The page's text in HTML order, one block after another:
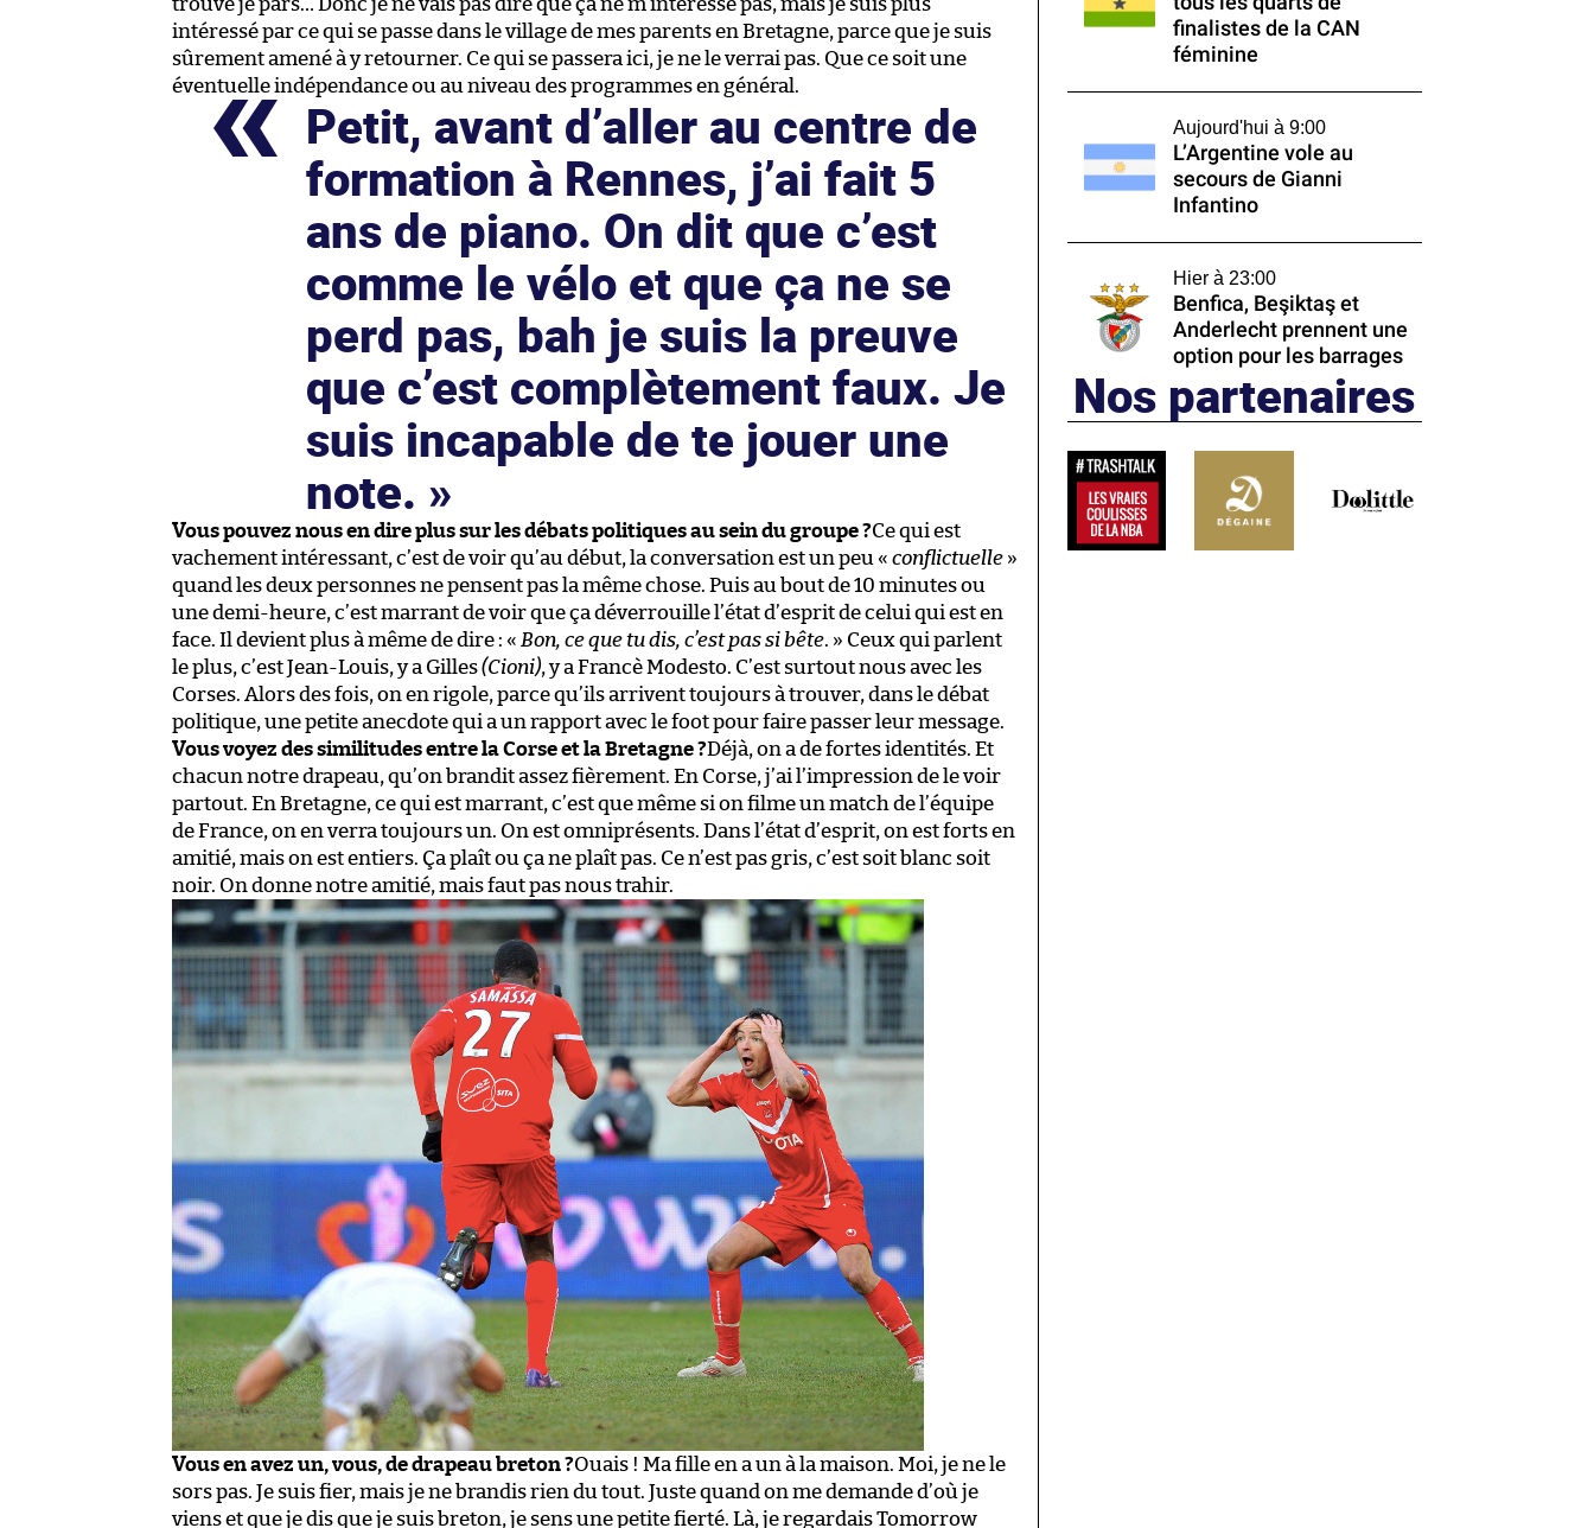
trouve je pars… Donc je ne vais pas dire que ça ne m’intéresse pas, mais je suis plus
intéressé par ce qui se passe dans le village de mes parents en Bretagne, parce que je suis
sûrement amené à y retourner. Ce qui se passera ici, je ne le verrai pas. Que ce soit une
éventuelle indépendance ou au niveau des programmes en général.
Petit, avant d’aller au centre de
formation à Rennes, j’ai fait 5
ans de piano. On dit que c’est
comme le vélo et que ça ne se
perd pas, bah je suis la preuve
que c’est complètement faux. Je
suis incapable de te jouer une
note.
Vous pouvez nous en dire plus sur les débats politiques au sein du groupe ?Ce qui est
vachement intéressant, c’est de voir qu’au début, la conversation est un peu « conflictuelle »
quand les deux personnes ne pensent pas la même chose. Puis au bout de 10 minutes ou
une demi-heure, c’est marrant de voir que ça déverrouille l’état d’esprit de celui qui est en
face. Il devient plus à même de dire : « Bon, ce que tu dis, c’est pas si bête. » Ceux qui parlent
le plus, c’est Jean-Louis, y a Gilles(Cioni), y a Francè Modesto. C’est surtout nous avec les
Corses. Alors des fois, on en rigole, parce qu’ils arrivent toujours à trouver, dans le débat
politique, une petite anecdote qui a un rapport avec le foot pour faire passer leur message.
Vous voyez des similitudes entre la Corse et la Bretagne ?Déjà, on a de fortes identités. Et
chacun notre drapeau, qu’on brandit assez fièrement. En Corse, j’ai l’impression de le voir
partout. En Bretagne, ce qui est marrant, c’est que même si on filme un match de l’équipe
de France, on en verra toujours un. On est omniprésents. Dans l’état d’esprit, on est forts en
amitié, mais on est entiers. Ça plaît ou ça ne plaît pas. Ce n’est pas gris, c’est soit blanc soit
noir. On donne notre amitié, mais faut pas nous trahir.
Vous en avez un, vous, de drapeau breton ?Ouais ! Ma fille en a un à la maison. Moi, je ne le
sors pas. Je suis fier, mais je ne brandis rien du tout. Juste quand on me demande d’où je
viens et que je dis que je suis breton, je sens une petite fierté. Là, je regardais Tomorrow
finalistes de la CAN
féminine
Aujourd'hui à 9:00
L’Argentine vole au
secours de Gianni
Infantino
Hier à 23:00
Benfica, Beşiktaş et
Anderlecht prennent une
option pour les barrages
Nos partenaires